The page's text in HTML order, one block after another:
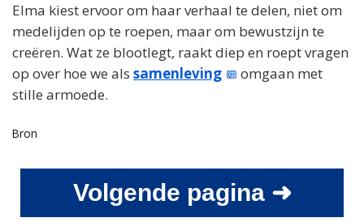
Elma kiest ervoor om haar verhaal te delen, niet om
medelijden op te roepen, maar om bewustzijn te
creëren. Wat ze blootlegt, raakt diep en roept vragen
op over hoe we als samenleving
omgaan met
stille armoede.
Bron
Volgende pagina ➜